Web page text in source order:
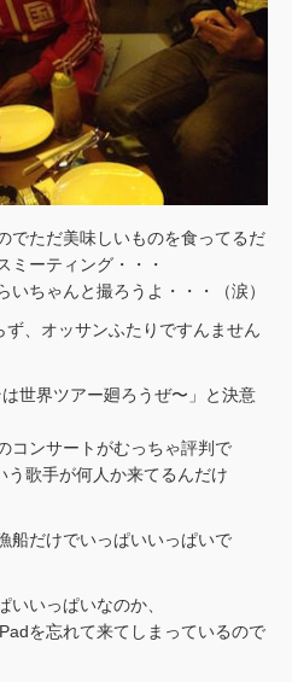
でただ美味しいものを食ってるだ
ミーティング・・・
いちゃんと撮ろうよ・・・（涙）
、オッサンふたりですんません
世界ツアー廻ろうぜ〜」と決意
コンサートがむっちゃ評判で
歌手が何人か来てるんだけ
船だけでいっぱいいっぱいで
いいっぱいなのか、
を忘れて来てしまっているので